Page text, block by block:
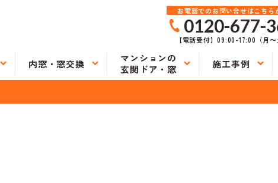
お電話でのお問い合せはこちら
0120-677-
【電話受付】09:00-17:00（月〜
内窓・窓交換
マンションの
玄関ドア・窓
施工事例